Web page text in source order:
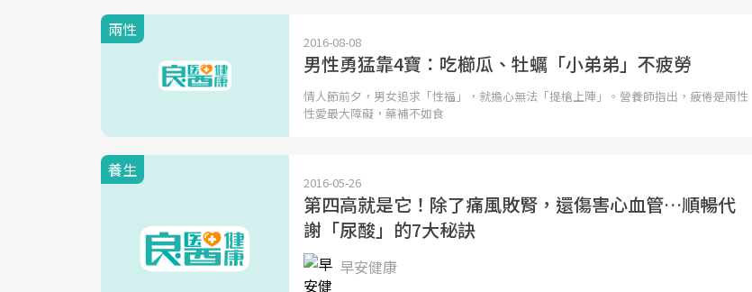
兩性
2016-08-08
男性勇猛靠4寶：吃櫛瓜、牡蠣「小弟弟」不疲勞
情人節前夕，男女追求「性福」，就擔心無法「提槍上陣」。營養師指出，疲倦是兩性
性愛最大障礙，藥補不如食
養生
2016-05-26
第四高就是它！除了痛風敗腎，還傷害心血管…順暢代
謝「尿酸」的7大秘訣
早安健康
務，更是民眾了解自身健康狀況、啟動健
康管理的重要起點。